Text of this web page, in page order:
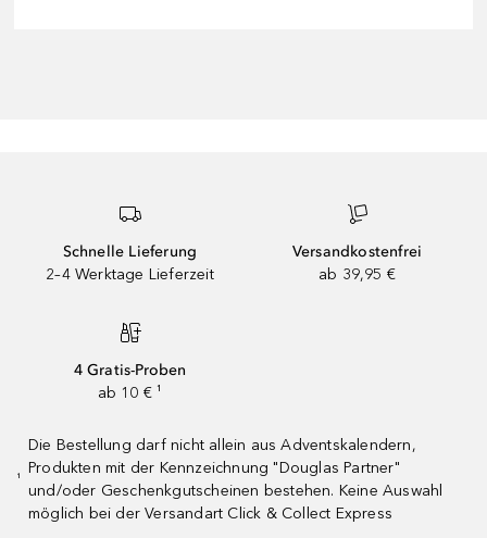
Schnelle Lieferung
2–4 Werktage Lieferzeit
Versandkostenfrei
ab 39,95 €
4 Gratis-Proben
ab 10 € ¹
¹
Die Bestellung darf nicht allein aus Adventskalendern,
Produkten mit der Kennzeichnung "Douglas Partner"
und/oder Geschenkgutscheinen bestehen. Keine Auswahl
möglich bei der Versandart Click & Collect Express